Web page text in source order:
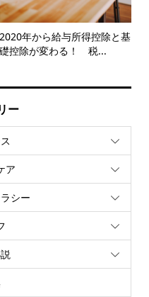
2020年から給与所得控除と基
礎控除が変わる！ 税...
ー
ア
シー